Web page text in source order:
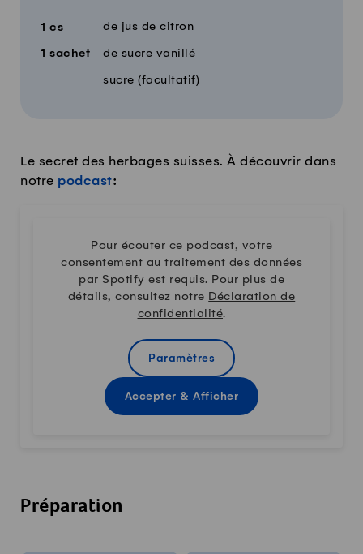
1 cs de jus de citron
1 sachet de sucre vanillé
sucre (facultatif)
Le secret des herbages suisses. À découvrir dans
notre podcast:
Pour écouter ce podcast, votre
consentement au traitement des données
par Spotify est requis. Pour plus de
détails, consultez notre Déclaration de
confidentialité.
Paramètres
Accepter & Afficher
Préparation